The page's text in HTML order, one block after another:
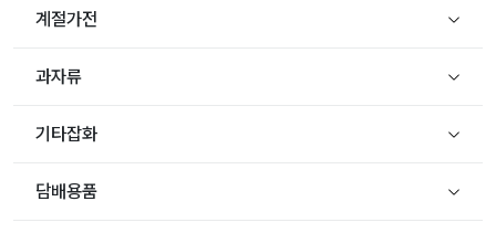
계절가전
과자류
기타잡화
담배용품